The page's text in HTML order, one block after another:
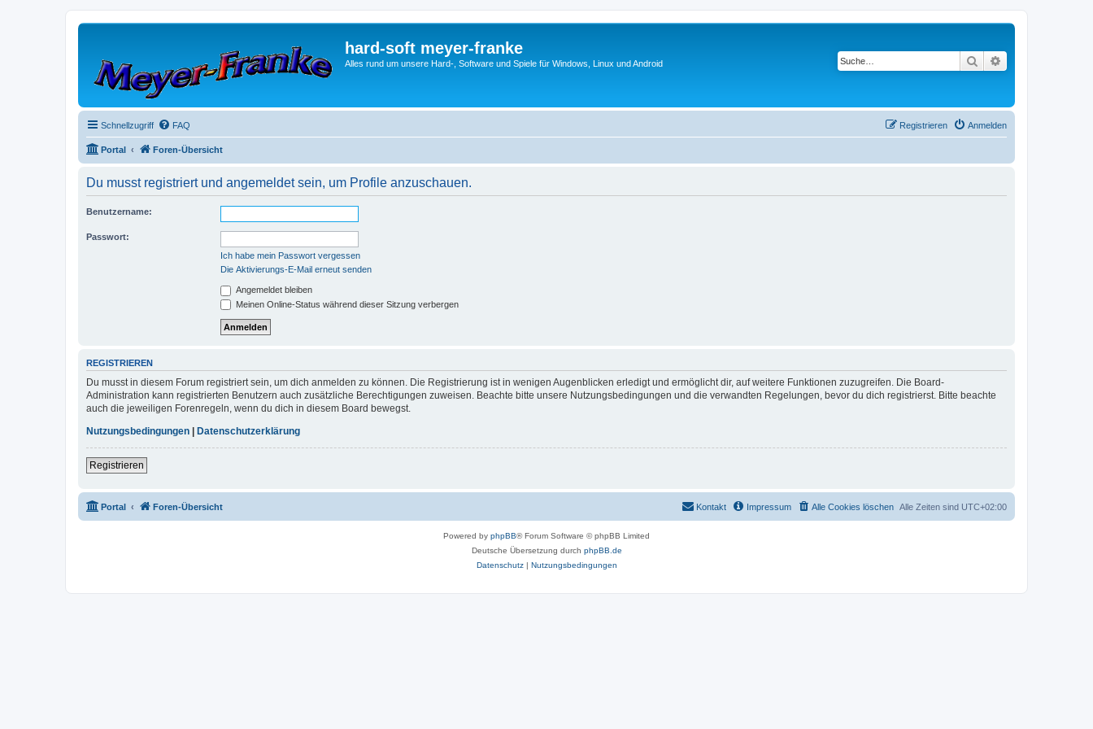
hard-soft meyer-franke
Alles rund um unsere Hard-, Software und Spiele für Windows, Linux und Android Suche
Schnellzugriff FAQ Anmelden
Registrieren
Portal Foren-Übersicht
Du musst registriert und angemeldet sein, um Profile anzuschauen.
Benutzername:
Passwort:
Ich habe mein Passwort vergessen
Die Aktivierungs-E-Mail erneut senden
Angemeldet bleiben
Meinen Online-Status während dieser Sitzung verbergen
REGISTRIEREN
Du musst in diesem Forum registriert sein, um dich anmelden zu können. Die Registrierung ist in wenigen Augenblicken erledigt und ermöglicht dir, auf weitere Funktionen zuzugreifen. Die Board-
Administration kann registrierten Benutzern auch zusätzliche Berechtigungen zuweisen. Beachte bitte unsere Nutzungsbedingungen und die verwandten Regelungen, bevor du dich registrierst. Bitte beachte
auch die jeweiligen Forenregeln, wenn du dich in diesem Board bewegst.
Nutzungsbedingungen | Datenschutzerklärung
Registrieren
Portal Foren-Übersicht Alle Zeiten sind UTC+02:00
Alle Cookies löschen
Impressum
Kontakt
Powered by phpBB® Forum Software © phpBB Limited
Deutsche Übersetzung durch phpBB.de
Datenschutz| Nutzungsbedingungen